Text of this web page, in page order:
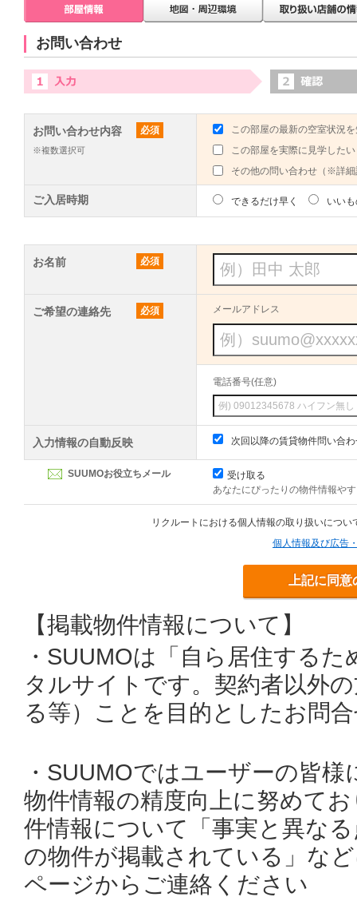
お問い合わせ
お問い合わせ内容 必須
※複数選択可
この部屋の最新の空室状況
この部屋を実際に見学したい
その他の問い合わせ（※詳
ご入居時期 できるだけ早く いい
お名前 必須
ご希望の連絡先 必須 メールアドレス
電話番号(任意)
入力情報の自動反映 次回以降の賃貸物件問い合
SUUMOお役立ちメール
受け取る
あなたにぴったりの物件情報や
リクルートにおける個人情報の取り扱いについ
個人情報及び広告
上記に同
【掲載物件情報について】
・SUUMOは「自ら居住する
タルサイトです。契約者以外
る等）ことを目的としたお問
・SUUMOではユーザーの皆
物件情報の精度向上に努めて
件情報について「事実と異な
の物件が掲載されている」な
ページからご連絡ください